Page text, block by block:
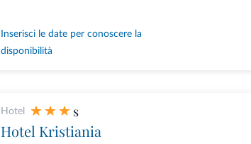
Inserisci le date per conoscere la
disponibilità
Hotel s
Hotel Kristiania